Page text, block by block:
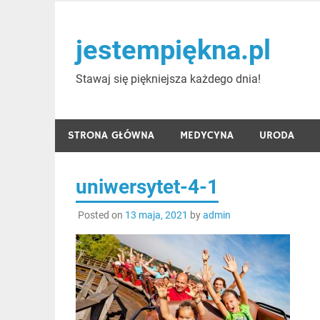
contentjestempiękna.pl
Stawaj się piękniejsza każdego dnia!
STRONA GŁÓWNA MEDYCYNA URODA
uniwersytet-4-1
Posted on 13 maja, 2021 byadmin